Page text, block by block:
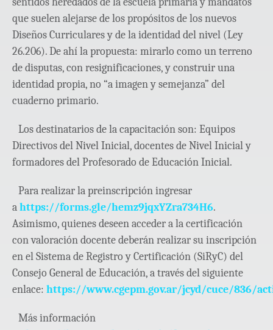
que suelen alejarse de los propósitos de los nuevos
Diseños Curriculares y de la identidad del nivel (Ley
26.206). De ahí la propuesta: mirarlo como un terreno
de disputas, con resignificaciones, y construir una
identidad propia, no “a imagen y semejanza” del
cuaderno primario.
Los destinatarios de la capacitación son: Equipos
Directivos del Nivel Inicial, docentes de Nivel Inicial y
formadores del Profesorado de Educación Inicial.
Para realizar la preinscripción ingresar
ahttps://forms.gle/hemz9jqxYZra734H6.
Asimismo, quienes deseen acceder a la certificación
con valoración docente deberán realizar su inscripción
en el Sistema de Registro y Certificación (SiRyC) del
Consejo General de Educación, a través del siguiente
enlace: https://www.cgepm.gov.ar/jcyd/cuce/836/
Más información